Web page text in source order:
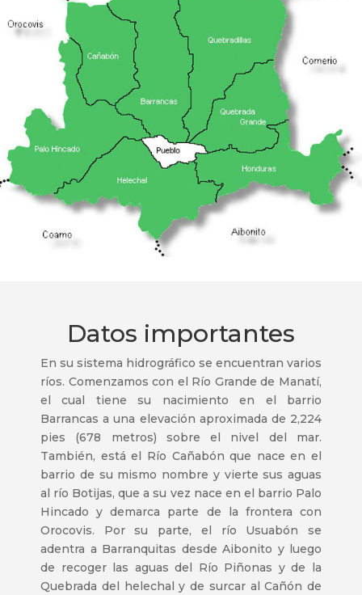
Datos importantes
En su sistema hidrográfico se encuentran varios
ríos. Comenzamos con el Río Grande de Manatí,
el cual tiene su nacimiento en el barrio
Barrancas a una elevación aproximada de 2,224
pies (678 metros) sobre el nivel del mar.
También, está el Río Cañabón que nace en el
barrio de su mismo nombre y vierte sus aguas
al río Botijas, que a su vez nace en el barrio Palo
Hincado y demarca parte de la frontera con
Orocovis. Por su parte, el río Usuabón se
adentra a Barranquitas desde Aibonito y luego
de recoger las aguas del Río Piñonas y de la
Quebrada del helechal y de surcar al Cañón de